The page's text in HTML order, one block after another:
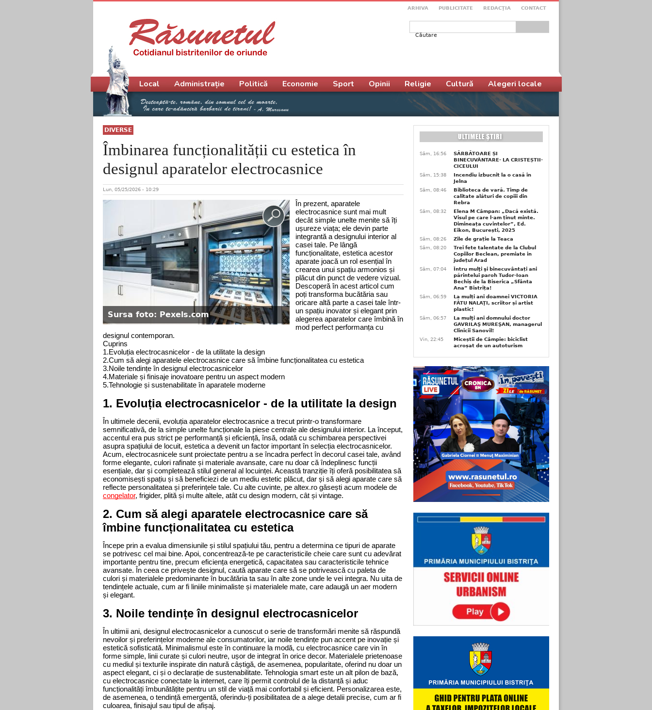
ARHIVA PUBLICITATE REDACŢIA CONTACT
Formular de căutare
DIVERSE
Îmbinarea funcționalității cu estetica în
designul aparatelor electrocasnice
Lun, 05/25/2026 - 10:29
Sursa foto: Pexels.com
În prezent, aparatele
electrocasnice sunt mai mult
decât simple unelte menite să îți
ușureze viața; ele devin parte
integrantă a designului interior al
casei tale. Pe lângă
funcționalitate, estetica acestor
aparate joacă un rol esențial în
crearea unui spațiu armonios și
plăcut din punct de vedere vizual.
Descoperă în acest articol cum
poți transforma bucătăria sau
oricare altă parte a casei tale într-
un spațiu inovator și elegant prin
alegerea aparatelor care îmbină în
mod perfect performanța cu
designul contemporan.
Cuprins
1.Evoluția electrocasnicelor - de la utilitate la design
2.Cum să alegi aparatele electrocasnice care să îmbine funcționalitatea cu estetica
3.Noile tendințe în designul electrocasnicelor
4.Materiale și finisaje inovatoare pentru un aspect modern
5.Tehnologie și sustenabilitate în aparatele moderne
1. Evoluția electrocasnicelor - de la utilitate la design
În ultimele decenii, evoluția aparatelor electrocasnice a trecut printr-o transformare
semnificativă, de la simple unelte funcționale la piese centrale ale designului interior. La început,
accentul era pus strict pe performanță și eficiență, însă, odată cu schimbarea perspectivei
asupra spațiului de locuit, estetica a devenit un factor important în selecția electrocasnicelor.
Acum, electrocasnicele sunt proiectate pentru a se încadra perfect în decorul casei tale, având
forme elegante, culori rafinate și materiale avansate, care nu doar că îndeplinesc funcții
esențiale, dar și completează stilul general al locuinței. Această tranziție îți oferă posibilitatea să
economisești spațiu și să beneficiezi de un mediu estetic plăcut, dar și să alegi aparate care să
congelator, frigider, plită și multe altele, atât cu design modern, cât și vintage.
2. Cum să alegi aparatele electrocasnice care să
îmbine funcționalitatea cu estetica
Începe prin a evalua dimensiunile și stilul spațiului tău, pentru a determina ce tipuri de aparate
se potrivesc cel mai bine. Apoi, concentrează-te pe caracteristicile cheie care sunt cu adevărat
importante pentru tine, precum eficiența energetică, capacitatea sau caracteristicile tehnice
avansate. În ceea ce privește designul, caută aparate care să se potrivească cu paleta de
culori și materialele predominante în bucătăria ta sau în alte zone unde le vei integra. Nu uita de
tendințele actuale, cum ar fi liniile minimaliste și materialele mate, care adaugă un aer modern
și elegant.
3. Noile tendințe în designul electrocasnicelor
În ultimii ani, designul electrocasnicelor a cunoscut o serie de transformări menite să răspundă
nevoilor și preferințelor moderne ale consumatorilor, iar noile tendințe pun accent pe inovație și
estetică sofisticată. Minimalismul este în continuare la modă, cu electrocasnice care vin în
forme simple, linii curate și culori neutre, ușor de integrat în orice decor. Materialele prietenoase
cu mediul și texturile inspirate din natură câștigă, de asemenea, popularitate, oferind nu doar un
aspect elegant, ci și o declarație de sustenabilitate. Tehnologia smart este un alt pilon de bază,
cu electrocasnice conectate la internet, care îți permit controlul de la distanță și aduc
funcționalități îmbunătățite pentru un stil de viață mai confortabil și eficient. Personalizarea este,
de asemenea, o tendință emergentă, oferindu-ți posibilitatea de a alege detalii precise, cum ar fi
culoarea, finisajul sau tipul de afișaj.
Meniu principal
Local Administrație Politică Economie Sport Opinii Religie Cultură Alegeri locale
Sâm, 16:56
SĂRBĂTOARE ȘI
BINECUVÂNTARE- LA CRISTEȘTII-
CICEULUI
Sâm, 15:38
Incendiu izbucnit la o casă în
Jelna
Sâm, 08:46
Biblioteca de vară. Timp de
calitate alături de copiii din
Rebra
Sâm, 08:32
Elena M Câmpan: „Dacă există.
Visul pe care l-am ținut minte.
Dimineața cuvintelor”, Ed.
Eikon, București, 2025
Sâm, 08:26
Zile de grație la Teaca
Sâm, 08:20
Trei fete talentate de la Clubul
Copiilor Beclean, premiate in
județul Arad
Sâm, 07:04
Întru mulţi şi binecuvântați ani
părintelui paroh Tudor-Ioan
Bechiș de la Biserica „Sfânta
Ana” Bistrița!
Sâm, 06:59
La mulți ani doamnei VICTORIA
FĂTU NALAŢI, scriitor și artist
plastic!
Sâm, 06:57
La mulţi ani domnului doctor
GAVRILAŞ MUREŞAN, managerul
Clinicii Sanovil!
Vin, 22:45
Miceștii de Câmpie: biciclist
acroșat de un autoturism